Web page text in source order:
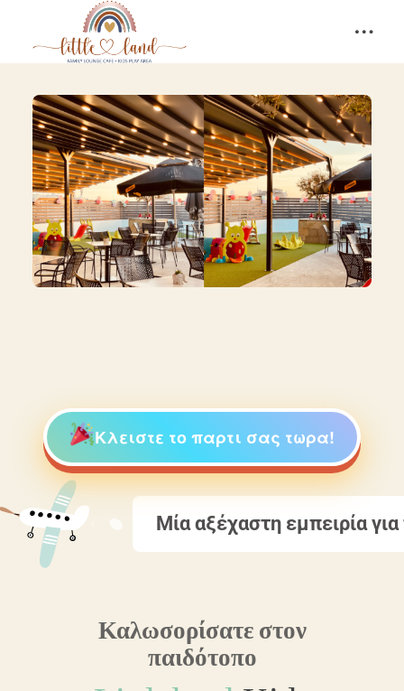
Κλειστε το παρτι σας τωρα!
Μία αξέχαστη εμπειρία για τους μικρούς
Καλωσορίσατε στον
παιδότοπο